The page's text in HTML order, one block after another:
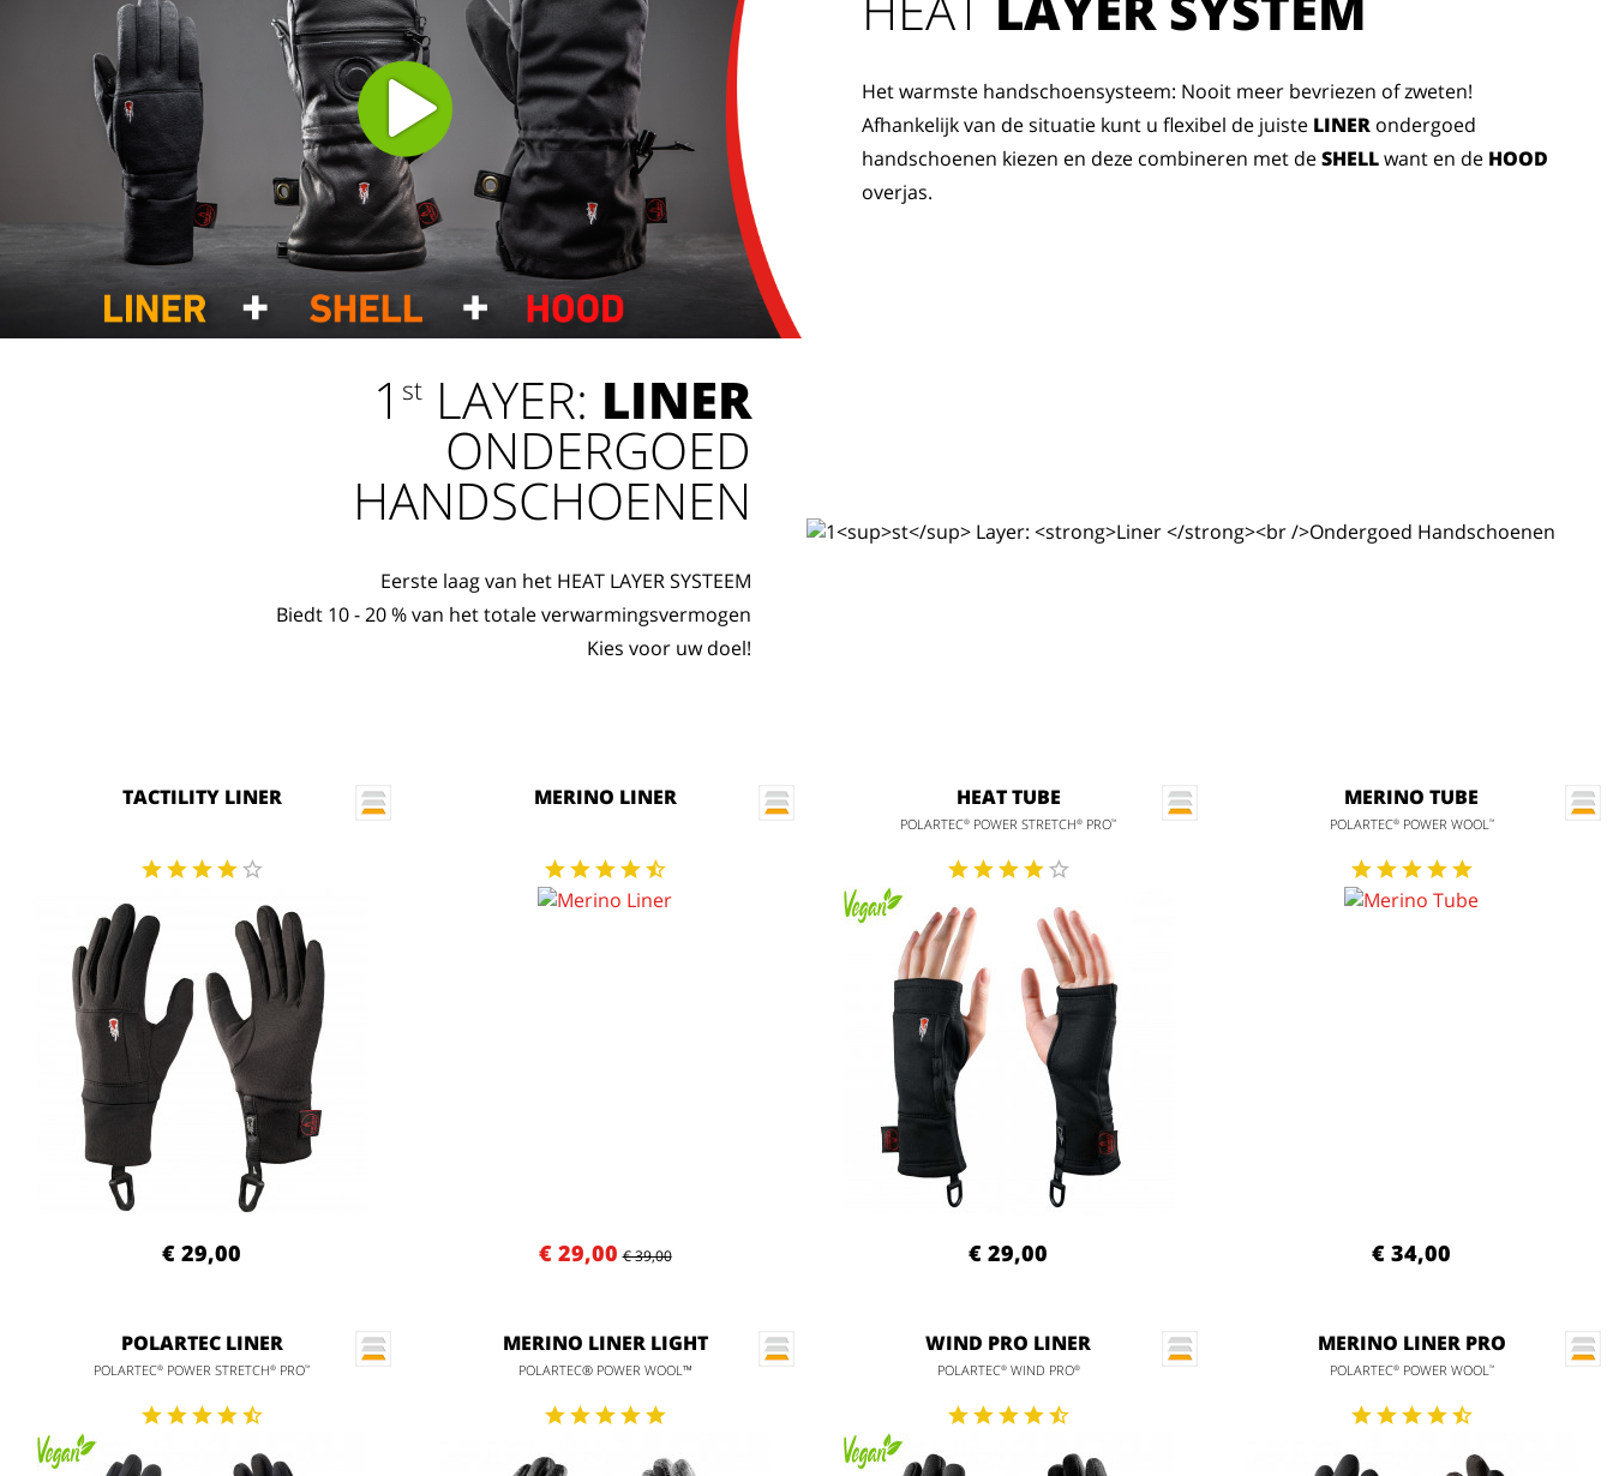
Het warmste handschoensysteem: Nooit meer bevriezen of zweten!
Afhankelijk van de situatie kunt u flexibel de juiste LINER ondergoed
handschoenen kiezen en deze combineren met deSHELLwant en de HOOD
overjas.
1 st LAYER: LINER
ONDERGOED
HANDSCHOENEN
Eerste laag van het HEAT LAYER SYSTEEM
Biedt 10 - 20 % van het totale verwarmingsvermogen
Kies voor uw doel!
TACTILITY LINER
€ 29,00
MERINO LINER
€ 29,00 € 39,00
HEAT TUBE
POLARTEC® POWER STRETCH® PRO™
€ 29,00
MERINO TUBE
POLARTEC®POWER WOOL™
€ 34,00
POLARTEC LINER
POLARTEC® POWER STRETCH® PRO™
MERINO LINER LIGHT
POLARTEC® POWER WOOL™
WIND PRO LINER
POLARTEC®WIND PRO®
MERINO LINER PRO
POLARTEC®POWER WOOL™